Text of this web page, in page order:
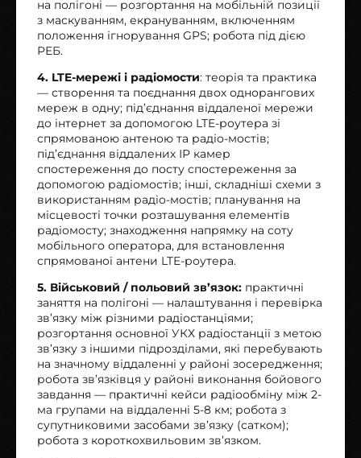
на полігоні — розгортання на мобільній позиції
з маскуванням, екрануванням, включенням
положення ігнорування GPS; робота під дією
РЕБ.
4. LTE-мережі і радіомости: теорія та практика
— створення та поєднання двох однорангових
мереж в одну; під’єднання віддаленої мережи
до інтернет за допомогою LTE-роутера зі
спрямованою антеною та радіо-мостів;
під’єднання віддалених ІР камер
спостереження до посту спостереження за
допомогою радіомостів; інші, складніші схеми з
використанням радіо-мостів; планування на
місцевості точки розташування елементів
радіомосту; знаходження напрямку на соту
мобільного оператора, для встановлення
спрямованої антени LTE-роутера.
5. Військовий / польовий зв’язок: практичні
заняття на полігоні — налаштування і перевірка
зв’язку між різними радіостанціями;
розгортання основної УКХ радіостанції з метою
зв’язку з іншими підрозділами, які перебувають
на значному віддаленні у районі зосередження;
робота зв’язківця у районі виконання бойового
завдання — практичні кейси радіообміну між 2-
ма групами на віддаленні 5-8 км; робота з
супутниковими засобами зв’язку (сатком);
робота з короткохвильовим зв’язком.